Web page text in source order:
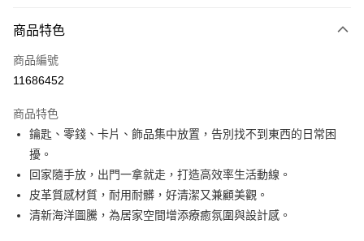
信用卡一次付款
超商取貨付款
Apple Pay
街口支付
悠遊付
Google Pay
商品特色
商品編號
11686452
商品特色
鑰匙、零錢、卡片、飾品集中放置，告別找不到東西的日常困
擾。
回家隨手放，出門一拿就走，打造高效率生活動線。
皮革質感材質，耐用耐髒，好清潔又兼顧美觀。
清新海洋圖騰，為居家空間增添療癒氛圍與設計感。